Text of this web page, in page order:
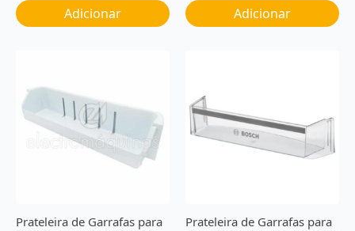
Adicionar Adicionar
Prateleira de Garrafas para
Prateleira de Garrafas para